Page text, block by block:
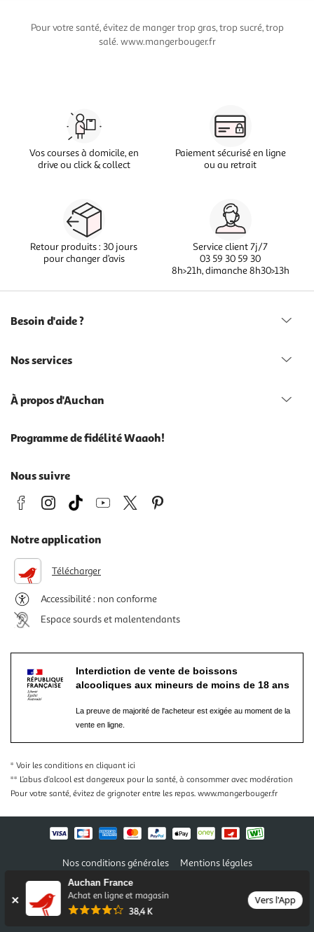
Auchan France
Achat en ligne et magasin
38,4 K
Vers l'App
Pour votre santé, évitez de manger trop gras, trop sucré, trop
salé. www.mangerbouger.fr
Vos courses à domicile, en
drive ou click & collect
Paiement sécurisé en ligne
ou au retrait
Retour produits : 30 jours
pour changer d’avis
Service client 7j/7
03 59 30 59 30
8h>21h, dimanche 8h30>13h
Besoin d'aide ?
Nos services
À propos d'Auchan
Programme de fidélité Waaoh!
Nous suivre
Notre application
Télécharger
Accessibilité : non conforme
Espace sourds et malentendants
Interdiction de vente de boissons
alcooliques aux mineurs de moins de 18 ans
La preuve de majorité de l'acheteur est exigée au moment de la
vente en ligne.
* Voir les conditions en cliquant ici
** L’abus d’alcool est dangereux pour la santé, à consommer avec modération
Pour votre santé, évitez de grignoter entre les repas. www.mangerbouger.fr
Nos conditions générales
Mentions légales
Conditions des offres et promotions
Politique de confidentialité
Informations légales marketplace